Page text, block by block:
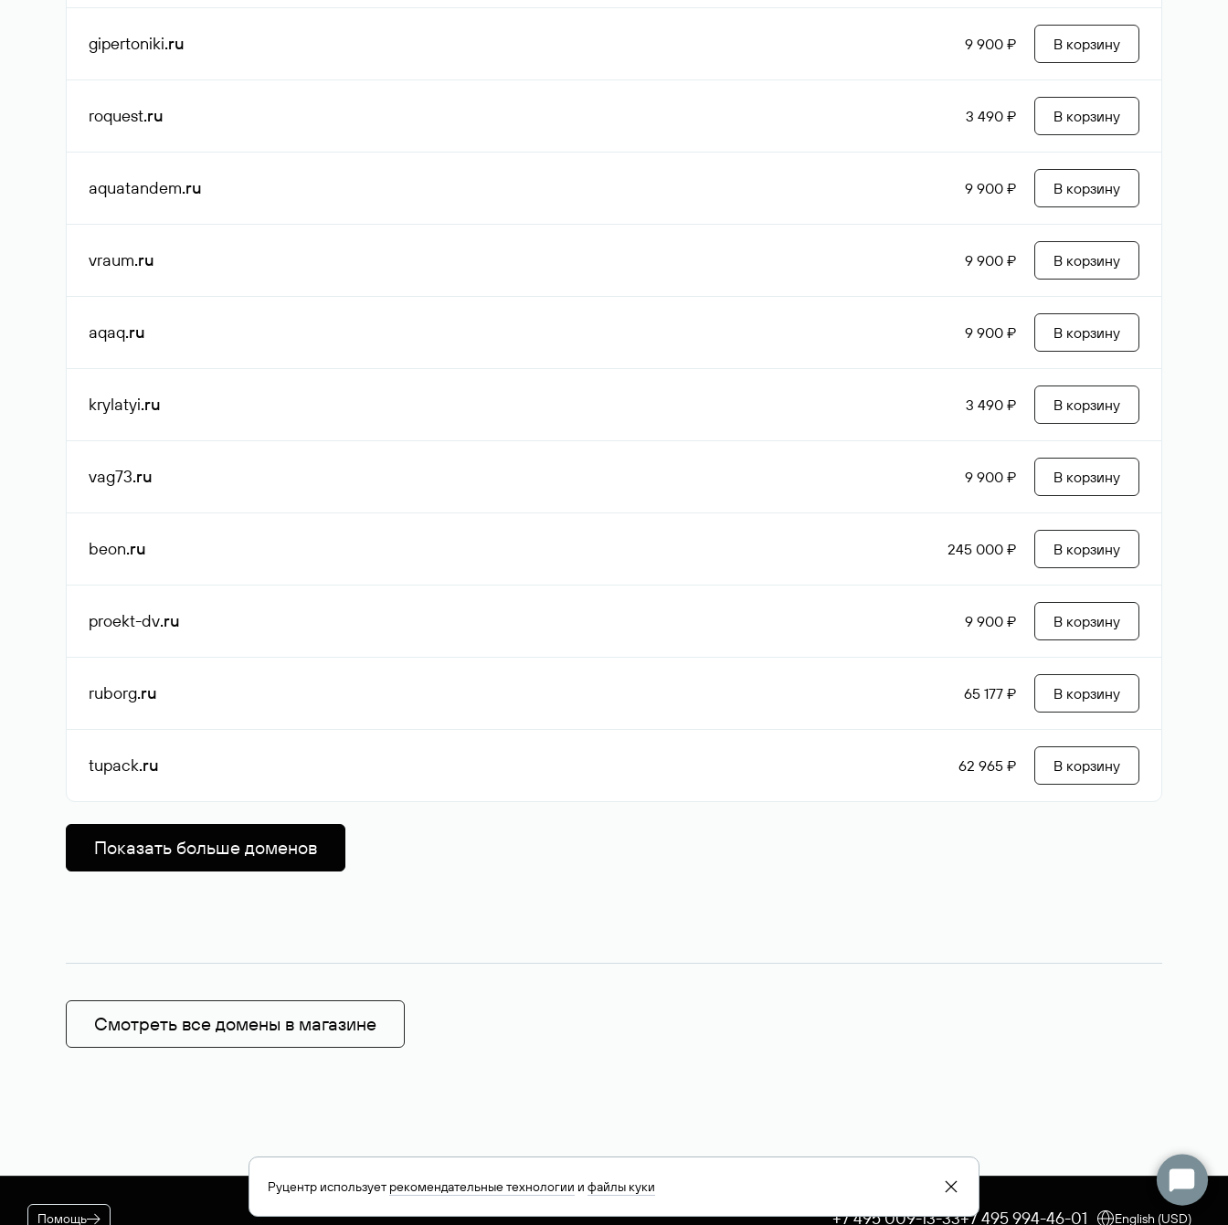
gipertoniki.ru 9 900 ₽ В корзину
roquest.ru 3 490 ₽ В корзину
aquatandem.ru 9 900 ₽ В корзину
vraum.ru 9 900 ₽ В корзину
aqaq.ru 9 900 ₽ В корзину
krylatyi.ru 3 490 ₽ В корзину
vag73.ru 9 900 ₽ В корзину
beon.ru 245 000 ₽ В корзину
proekt-dv.ru 9 900 ₽ В корзину
ruborg.ru 65 177 ₽ В корзину
tupack.ru 62 965 ₽ В корзину
Показать больше доменов
Смотреть все домены в магазине
Помощь +7 495 009-13-33+7 495 994-46-01 English (USD)
Руцентр использует рекомендательные технологии и файлы куки